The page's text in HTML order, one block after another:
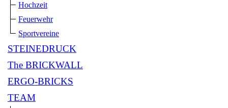
Hochzeit
Feuerwehr
Sportvereine
STEINEDRUCK
The BRICKWALL
ERGO-BRICKS
TEAM